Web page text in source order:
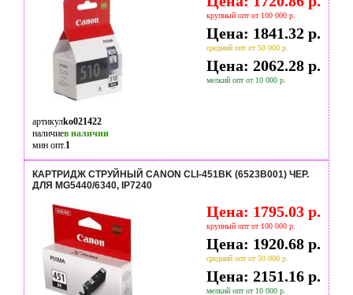
крупный опт от 100 000 р.
Цена: 1841.32 р.
средний опт от 50 000 р.
Цена: 2062.28 р.
мелкий опт от 10 000 р.
артикулko021422
наличиев наличии
мин опт.1
КАРТРИДЖ СТРУЙНЫЙ CANON CLI-451BK (6523B001) ЧЕР.
ДЛЯ MG5440/6340, IP7240
Цена: 1795.03 р.
крупный опт от 100 000 р.
Цена: 1920.68 р.
средний опт от 50 000 р.
Цена: 2151.16 р.
мелкий опт от 10 000 р.